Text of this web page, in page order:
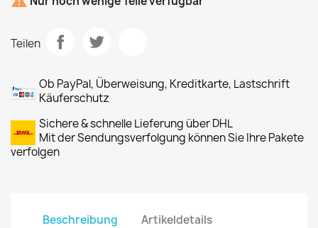
Teilen
Ob PayPal, Überweisung, Kreditkarte, Lastschrift
Käuferschutz
Sichere & schnelle Lieferung über DHL
Mit der Sendungsverfolgung können Sie Ihre Pakete
verfolgen
Beschreibung Artikeldetails